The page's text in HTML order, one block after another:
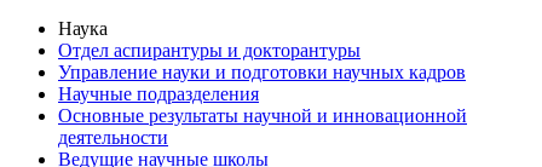
Наука
Отдел аспирантуры и докторантуры
Управление науки и подготовки научных кадров
Научные подразделения
Основные результаты научной и инновационной
деятельности
Ведущие научные школы